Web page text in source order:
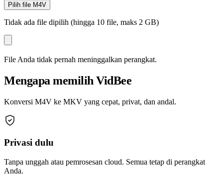
Pilih file M4V
Tidak ada file dipilih (hingga 10 file, maks 2 GB)
File Anda tidak pernah meninggalkan perangkat.
Mengapa memilih VidBee
Konversi M4V ke MKV yang cepat, privat, dan andal.
Privasi dulu
Tanpa unggah atau pemrosesan cloud. Semua tetap di perangkat
Anda.